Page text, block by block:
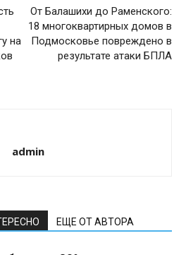
на
От Балашихи до Раменского:
18 многоквартирных домов в
Подмосковье повреждено в
результате атаки БПЛА
admin
ЕЩЕ ОТ АВТОРА